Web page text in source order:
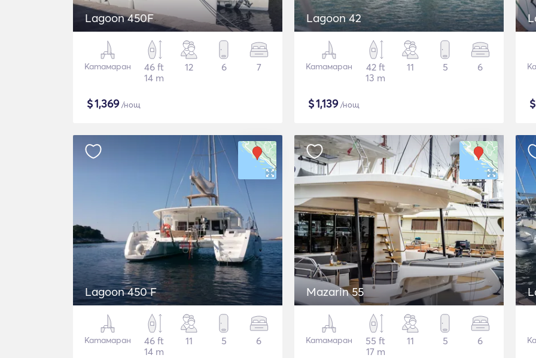
Lagoon 450F
Катамаран
46 ft
14 m
12 6 7
$1,369/нощ
Lagoon 42
Катамаран
42 ft
13 m
11 5 6
$1,139/нощ
Lagoon 450 F
Катамаран
46 ft
14 m
11 5 6
Mazarin 55
Катамаран
55 ft
17 m
11 5 6